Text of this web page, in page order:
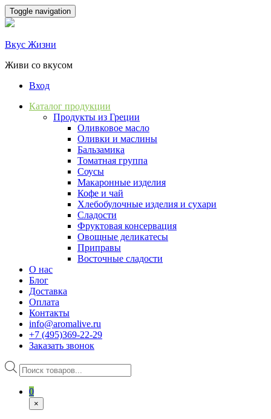
Skip
to
Toggle navigation
Вкус Жизни
Живи со вкусом
Вход
Каталог продукции
Продукты из Греции
Оливковое масло
Оливки и маслины
Бальзамика
Томатная группа
Соусы
Макаронные изделия
Кофе и чай
Хлебобулочные изделия и сухари
Сладости
Фруктовая консервация
Овощные деликатесы
Приправы
Восточные сладости
О нас
Блог
Доставка
Оплата
Контакты
info@aromalive.ru
+7 (495)369-22-29
Заказать звонок
Поиск
товаров
0
×